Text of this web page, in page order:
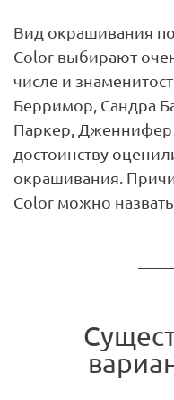
Вид окрашивания
Color выбирают
числе и
Берримор, Сандра
Паркер, Дженнифер
достоинству
окрашивания.
Color можно